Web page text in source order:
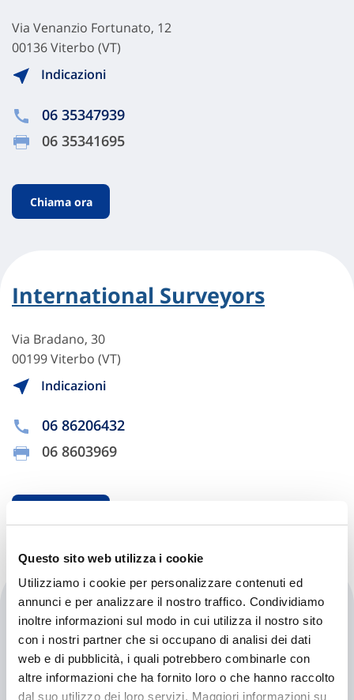
Questo sito web utilizza i cookie
Utilizziamo i cookie per personalizzare contenuti ed
annunci e per analizzare il nostro traffico. Condividiamo
inoltre informazioni sul modo in cui utilizza il nostro sito
con i nostri partner che si occupano di analisi dei dati
web e di pubblicità, i quali potrebbero combinarle con
altre informazioni che ha fornito loro o che hanno raccolto
dal suo utilizzo dei loro servizi. Maggiori informazioni su
Via Venanzio Fortunato, 12
00136 Viterbo (VT)
Indicazioni
06 35347939
06 35341695
Chiama ora
International Surveyors
Via Bradano, 30
00199 Viterbo (VT)
Indicazioni
06 86206432
06 8603969
Tecnomarine Engineering &
Consulting Srl
Via Pierfranco Bonetti, 88/90
00128 Viterbo (VT)